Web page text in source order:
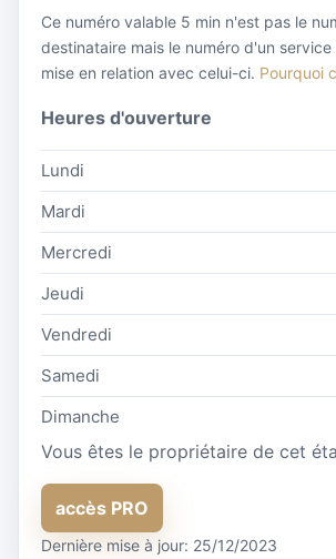
Ce numéro valable 5 min n'est pas le
destinataire mais le numéro d'un
mise en relation avec celui-ci. Pourquoi
Heures d'ouverture
Lundi
Mardi
Mercredi
Jeudi
Vendredi
Samedi
Dimanche
Vous êtes le propriétaire de cet
accès PRO
Dernière mise à jour: 25/12/2023